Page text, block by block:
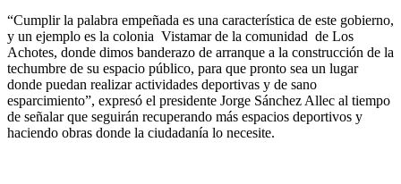
“Cumplir la palabra empeñada es una característica de este gobierno,
y un ejemplo es la colonia Vistamar de la comunidad de Los
Achotes, donde dimos banderazo de arranque a la construcción de la
techumbre de su espacio público, para que pronto sea un lugar
donde puedan realizar actividades deportivas y de sano
esparcimiento”, expresó el presidente Jorge Sánchez Allec al tiempo
de señalar que seguirán recuperando más espacios deportivos y
haciendo obras donde la ciudadanía lo necesite.